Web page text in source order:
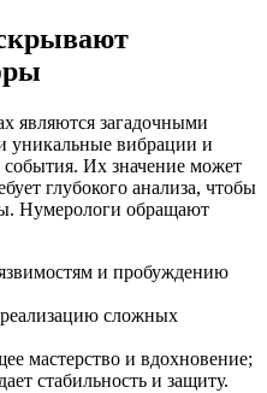
являются загадочными
уникальные вибрации и
Их значение может
глубокого анализа, чтобы
Нумерологи обращают
и пробуждению
сложных
мастерство и вдохновение;
стабильность и защиту.